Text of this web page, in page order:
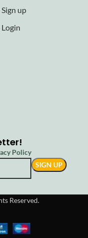
up
Policy
Reserved.